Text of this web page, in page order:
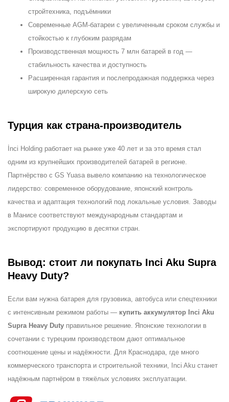
стройтехника, подъёмники
Современные AGM-батареи с увеличенным сроком службы и
стойкостью к глубоким разрядам
Производственная мощность 7 млн батарей в год —
стабильность качества и доступность
Расширенная гарантия и послепродажная поддержка через
широкую дилерскую сеть
Турция как страна-производитель
İnci Holding работает на рынке уже 40 лет и за это время стал
одним из крупнейших производителей батарей в регионе.
Партнёрство с GS Yuasa вывело компанию на технологическое
лидерство: современное оборудование, японский контроль
качества и адаптация технологий под локальные условия. Заводы
в Манисе соответствуют международным стандартам и
экспортируют продукцию в десятки стран.
Вывод: стоит ли покупать Inci Aku Supra
Heavy Duty?
Если вам нужна батарея для грузовика, автобуса или спецтехники
с интенсивным режимом работы — купить аккумулятор Inci Aku
Supra Heavy Duty правильное решение. Японские технологии в
сочетании с турецким производством дают оптимальное
соотношение цены и надёжности. Для Краснодара, где много
коммерческого транспорта и строительной техники, Inci Aku станет
надёжным партнёром в тяжёлых условиях эксплуатации.